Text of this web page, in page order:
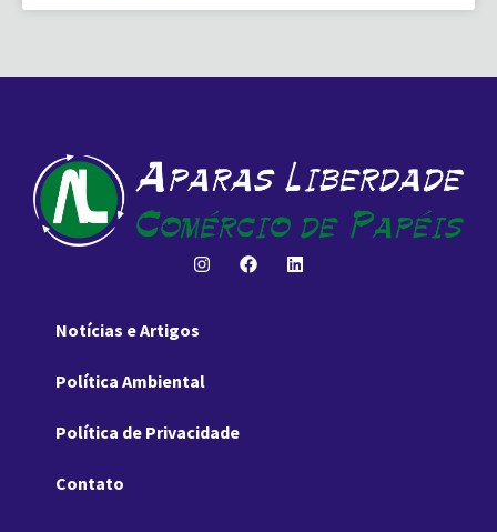
Notícias e Artigos
Política Ambiental
Política de Privacidade
Contato